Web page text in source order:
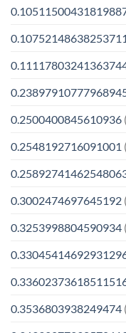
0.10752148638253711
0.2500400845610936
0.2548192716091001
0.3002474697645192
0.3253998804590934
0.3536803938249474